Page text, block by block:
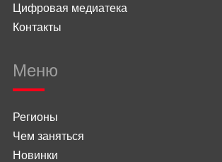
Цифровая медиатека
Контакты
Меню
Регионы
Чем заняться
Новинки